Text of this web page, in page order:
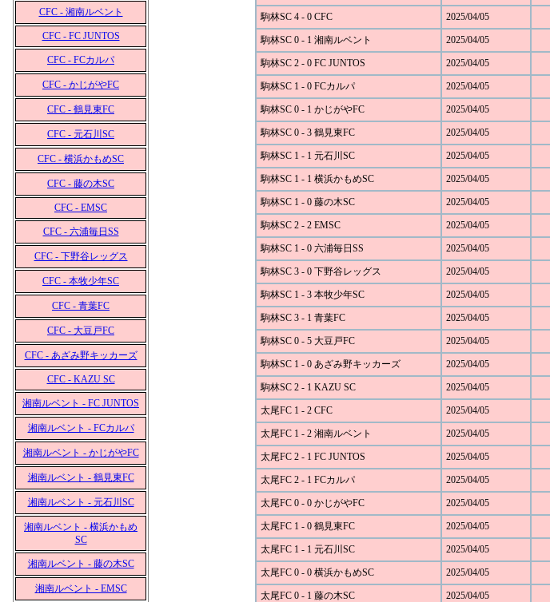
CFC - 湘南ルベント
CFC - FC JUNTOS
CFC - FCカルパ
CFC - かじがやFC
CFC - 鶴見東FC
CFC - 元石川SC
CFC - 横浜かもめSC
CFC - 藤の木SC
CFC - EMSC
CFC - 六浦毎日SS
CFC - 下野谷レッグス
CFC - 本牧少年SC
CFC - 青葉FC
CFC - 大豆戸FC
CFC - あざみ野キッカーズ
CFC - KAZU SC
湘南ルベント - FC JUNTOS
湘南ルベント - FCカルパ
湘南ルベント - かじがやFC
湘南ルベント - 鶴見東FC
湘南ルベント - 元石川SC
湘南ルベント - 横浜かもめ
SC
湘南ルベント - 藤の木SC
湘南ルベント - EMSC
駒林SC 4 - 0 CFC 2025/04/05
駒林SC 0 - 1 湘南ルベント 2025/04/05
駒林SC 2 - 0 FC JUNTOS 2025/04/05
駒林SC 1 - 0 FCカルパ 2025/04/05
駒林SC 0 - 1 かじがやFC 2025/04/05
駒林SC 0 - 3 鶴見東FC 2025/04/05
駒林SC 1 - 1 元石川SC 2025/04/05
駒林SC 1 - 1 横浜かもめSC 2025/04/05
駒林SC 1 - 0 藤の木SC 2025/04/05
駒林SC 2 - 2 EMSC 2025/04/05
駒林SC 1 - 0 六浦毎日SS 2025/04/05
駒林SC 3 - 0 下野谷レッグス 2025/04/05
駒林SC 1 - 3 本牧少年SC 2025/04/05
駒林SC 3 - 1 青葉FC 2025/04/05
駒林SC 0 - 5 大豆戸FC 2025/04/05
駒林SC 1 - 0 あざみ野キッカーズ 2025/04/05
駒林SC 2 - 1 KAZU SC 2025/04/05
太尾FC 1 - 2 CFC 2025/04/05
太尾FC 1 - 2 湘南ルベント 2025/04/05
太尾FC 2 - 1 FC JUNTOS 2025/04/05
太尾FC 2 - 1 FCカルパ 2025/04/05
太尾FC 0 - 0 かじがやFC 2025/04/05
太尾FC 1 - 0 鶴見東FC 2025/04/05
太尾FC 1 - 1 元石川SC 2025/04/05
太尾FC 0 - 0 横浜かもめSC 2025/04/05
太尾FC 0 - 1 藤の木SC 2025/04/05